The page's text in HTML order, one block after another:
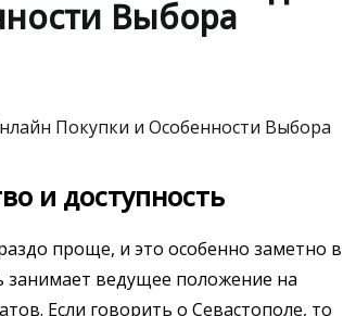
Выбора
и доступность
проще, и это особенно заметно в
занимает ведущее положение на
Если говорить о Севастополе, то